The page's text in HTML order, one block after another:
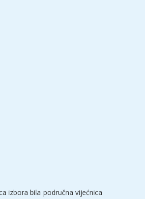
izbora bila područna vijećnica